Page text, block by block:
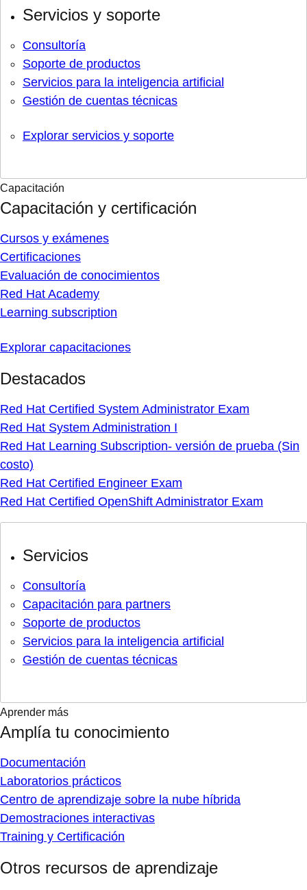
Servicios y soporte
Consultoría
Soporte de productos
Servicios para la inteligencia artificial
Gestión de cuentas técnicas
Explorar servicios y soporte
Capacitación
Capacitación y certificación
Cursos y exámenes
Certificaciones
Evaluación de conocimientos
Red Hat Academy
Learning subscription
Explorar capacitaciones
Destacados
Red Hat Certified System Administrator Exam
Red Hat System Administration I
Red Hat Learning Subscription- versión de prueba (Sin
costo)
Red Hat Certified Engineer Exam
Red Hat Certified OpenShift Administrator Exam
Servicios
Consultoría
Capacitación para partners
Soporte de productos
Servicios para la inteligencia artificial
Gestión de cuentas técnicas
Aprender más
Amplía tu conocimiento
Documentación
Laboratorios prácticos
Centro de aprendizaje sobre la nube híbrida
Demostraciones interactivas
Training y Certificación
Otros recursos de aprendizaje